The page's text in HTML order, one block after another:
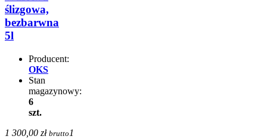
ślizgowa,
bezbarwna
5l
Producent:
OKS
Stan
magazynowy:
6
szt.
1 300,00 zł brutto 1